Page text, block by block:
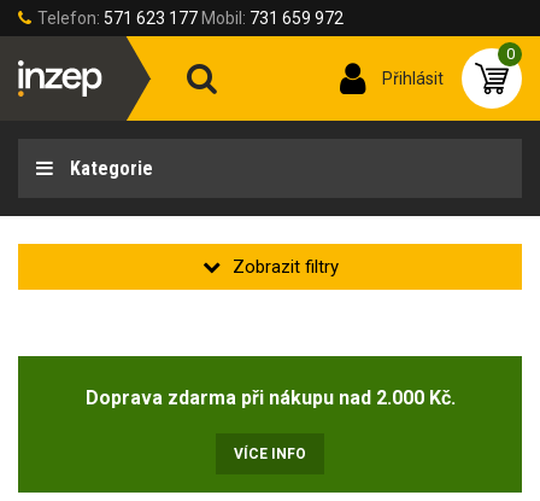
Telefon: 571 623 177 Mobil: 731 659 972
Přihlásit
0
Kategorie
Typ oděvu
Doprava zdarma při nákupu nad 2.000 Kč.
VÍCE INFO